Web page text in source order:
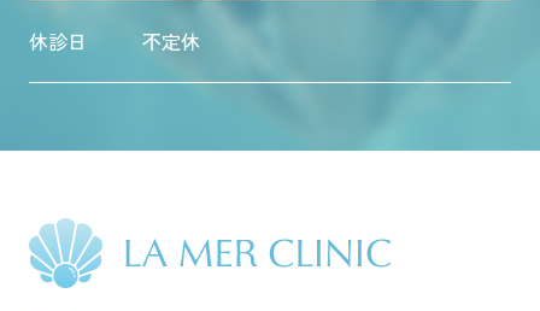
休診日 不定休